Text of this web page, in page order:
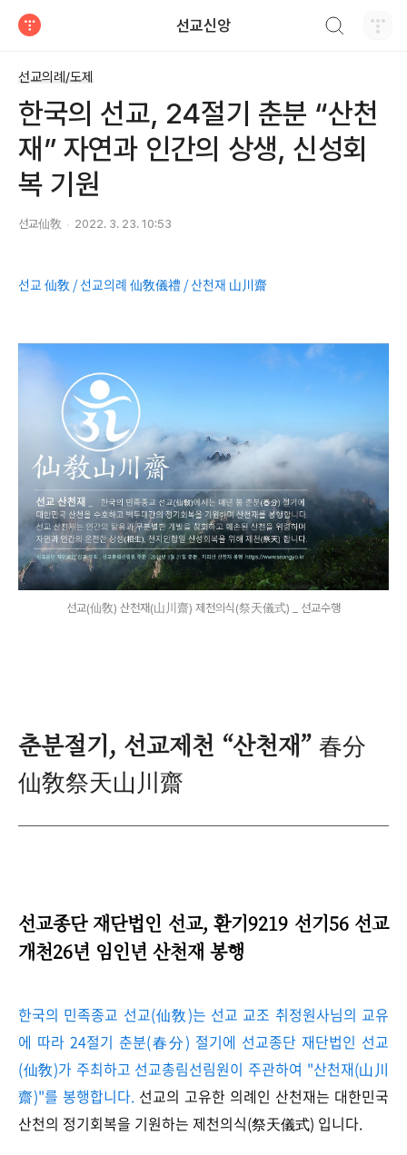
선교신앙
선교의례/도제
한국의 선교, 24절기 춘분 “산천
재” 자연과 인간의 상생, 신성회
복 기원
선교仙敎 2022. 3. 23. 10:53
선교 仙敎 / 선교의례 仙敎儀禮 / 산천재 山川齋
선교(仙敎) 산천재(山川齋) 제천의식(祭天儀式) _ 선교수행
춘분절기, 선교제천 “산천재” 春分
仙敎祭天山川齋
선교종단 재단법인 선교,환기9219 선기56 선교
개천26년 임인년 산천재 봉행
한국의 민족종교 선교(仙敎)는 선교 교조 취정원사님의 교유
에 따라 24절기 춘분(春分) 절기에 선교종단 재단법인 선교
(仙敎)가 주최하고 선교총림선림원이 주관하여 "산천재(山川
齋)"를 봉행합니다. 선교의 고유한 의례인 산천재는 대한민국
산천의 정기회복을 기원하는 제천의식(祭天儀式) 입니다.